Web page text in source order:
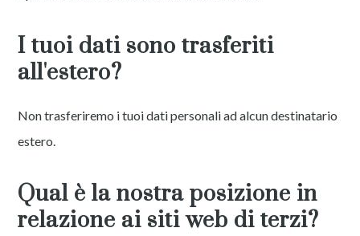
I tuoi dati sono trasferiti
all'estero?
Non trasferiremo i tuoi dati personali ad alcun destinatario
estero.
Qual è la nostra posizione in
relazione ai siti web di terzi?